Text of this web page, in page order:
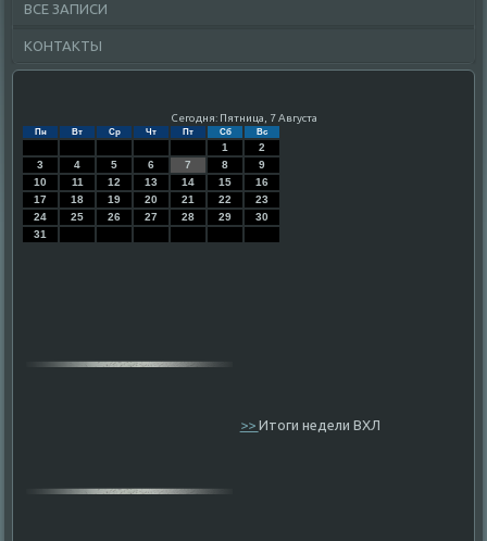
ВСЕ ЗАПИСИ
КОНТАКТЫ
Сегодня: Пятница, 7 Августа
Пн Вт Ср Чт Пт Сб Вс
1
2
3
4 5 6 7 8
9
10
11 12 13 14 15
16
17
18 19 20 21 22
23
24
25 26 27 28 29
30
31
>> Итоги недели ВХЛ